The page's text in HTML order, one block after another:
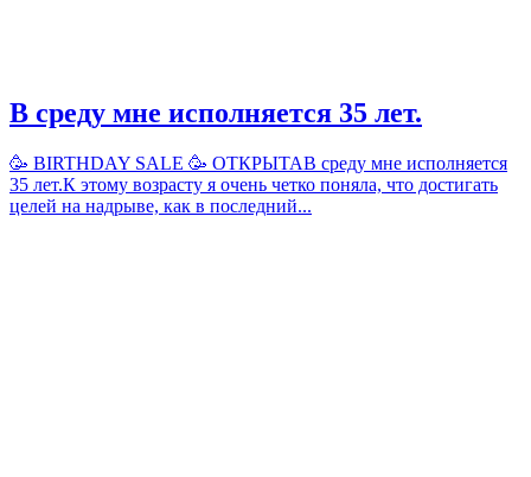
В среду мне исполняется 35 лет.
🥳 BIRTHDAY SALE 🥳 ОТКРЫТАВ среду мне исполняется
35 лет.К этому возрасту я очень четко поняла, что достигать
целей на надрыве, как в последний...